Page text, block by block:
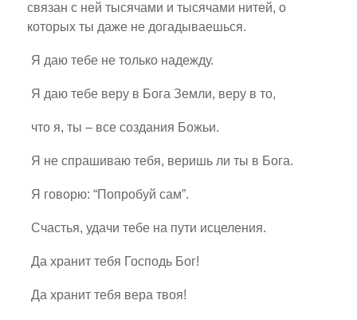
связан с ней тысячами и тысячами нитей, о
которых ты даже не догадываешься.
Я даю тебе не только надежду.
Я даю тебе веру в Бога Земли, веру в то,
что я, ты – все создания Божьи.
Я не спрашиваю тебя, веришь ли ты в Бога.
Я говорю: “Попробуй сам”.
Счастья, удачи тебе на пути исцеления.
Да хранит тебя Господь Бог!
Да хранит тебя вера твоя!